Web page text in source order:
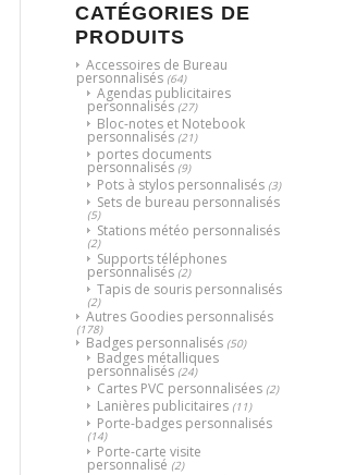
CATÉGORIES DE
PRODUITS
Accessoires de Bureau
personnalisés (64)
Agendas publicitaires
personnalisés (27)
Bloc-notes et Notebook
personnalisés (21)
portes documents
personnalisés (9)
Pots à stylos personnalisés (3)
Sets de bureau personnalisés
(5)
Stations météo personnalisés
(2)
Supports téléphones
personnalisés (2)
Tapis de souris personnalisés
(2)
Autres Goodies personnalisés
(178)
Badges personnalisés (50)
Badges métalliques
personnalisés (24)
Cartes PVC personnalisées (2)
Lanières publicitaires (11)
Porte-badges personnalisés
(14)
Porte-carte visite
personnalisé (2)